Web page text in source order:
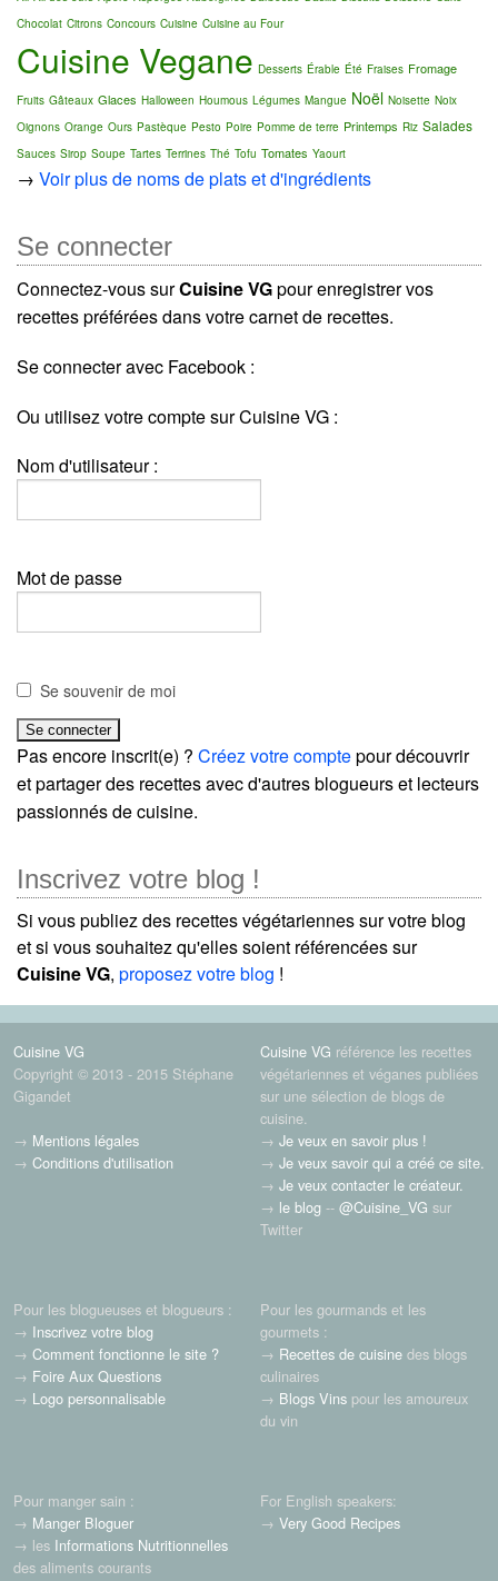
Chocolat Citrons Concours Cuisine Cuisine au Four
Cuisine Vegane Desserts Érable Été Fraises Fromage
Fruits Gâteaux Glaces Halloween Houmous Légumes Mangue Noël Noisette Noix
Oignons Orange Ours Pastèque Pesto Poire Pomme de terre Printemps Riz Salades
Sauces Sirop Soupe Tartes Terrines Thé Tofu Tomates Yaourt
→ Voir plus de noms de plats et d'ingrédients
Se connecter
Connectez-vous surCuisine VGpour enregistrer vos
recettes préférées dans votre carnet de recettes.
Se connecter avec Facebook :
Ou utilisez votre compte sur Cuisine VG :
Nom d'utilisateur :
Mot de passe
Se souvenir de moi
Pas encore inscrit(e) ? Créez votre comptepour découvrir
et partager des recettes avec d'autres blogueurs et lecteurs
passionnés de cuisine.
Inscrivez votre blog !
Si vous publiez des recettes végétariennes sur votre blog
et si vous souhaitez qu'elles soient référencées sur
Cuisine VG, proposez votre blog !
Cuisine VG
Copyright © 2013 - 2015 Stéphane
Gigandet
→ Mentions légales
→ Conditions d'utilisation
Cuisine VG référence les recettes
végétariennes et véganes publiées
sur une sélection de blogs de
cuisine.
→ Je veux en savoir plus !
→ Je veux savoir qui a créé ce site.
→ Je veux contacter le créateur.
→ le blog -- @Cuisine_VG sur
Twitter
Pour les blogueuses et blogueurs :
→ Inscrivez votre blog
→ Comment fonctionne le site ?
→ Foire Aux Questions
→ Logo personnalisable
Pour les gourmands et les
gourmets :
→ Recettes de cuisine des blogs
culinaires
→ Blogs Vins pour les amoureux
du vin
Pour manger sain :
→ Manger Bloguer
→ les Informations Nutritionnelles
des aliments courants
For English speakers:
→ Very Good Recipes